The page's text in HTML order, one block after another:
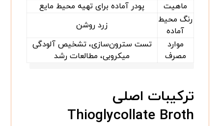
ماهیت
پودر آماده برای تهیه محیط مایع
رنگ محیط
آماده
زرد روشن
موارد
مصرف
تست سترون‌سازی، تشخیص آلودگی
میکروبی، مطالعات رشد
ترکیبات اصلی
Thioglycollate Broth